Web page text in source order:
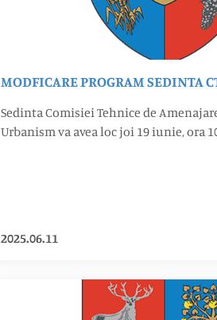
MODFICARE PROGRAM SEDINTA
Sedinta Comisiei Tehnice de
Urbanism va avea loc joi 19 iunie, ora
2025.06.11